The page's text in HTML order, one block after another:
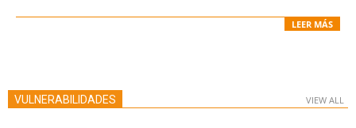
LEER MÁS
VULNERABILIDADES VIEW ALL